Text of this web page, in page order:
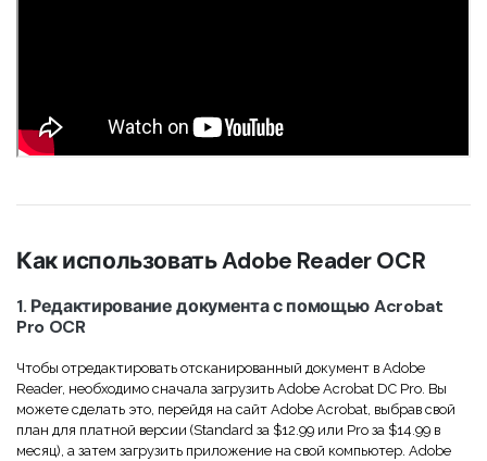
Как использовать Adobe Reader OCR
1. Редактирование документа с помощью Acrobat
Pro OCR
Чтобы отредактировать отсканированный документ в Adobe
Reader, необходимо сначала загрузить Adobe Acrobat DC Pro. Вы
можете сделать это, перейдя на сайт Adobe Acrobat, выбрав свой
план для платной версии (Standard за $12.99 или Pro за $14.99 в
месяц), а затем загрузить приложение на свой компьютер. Adobe